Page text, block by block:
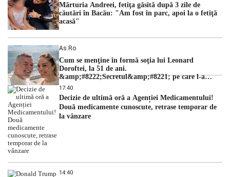
Mărturia Andreei, fetiţa găsită după 3 zile de
căutări în Bacău: "Am fost în parc, apoi la o fetiţă
acasă"
As.ro
Cum se menţine în formă soţia lui Leonard
Doroftei, la 51 de ani.
&amp;#8222;Secretul&amp;#8221; pe care l-a
dezvăluit
17:40
Decizie de ultimă oră a Agenției Medicamentului!
Două medicamente cunoscute, retrase temporar de
la vânzare
14:40